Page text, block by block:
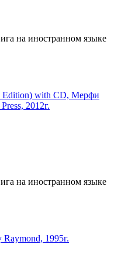
на иностранном языке
Edition) with CD, Мерфи
2012г.
на иностранном языке
1995г.